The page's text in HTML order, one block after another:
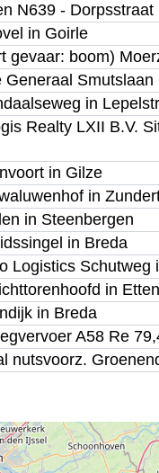
N639 - Dorpsstraat
in Goirle
gevaar: boom)
Smutslaan
in
Realty LXII B.V.
in Gilze
in
in Steenbergen
in Breda
Logistics Schutweg
in
in Breda
A58 Re
nutsvoorz.